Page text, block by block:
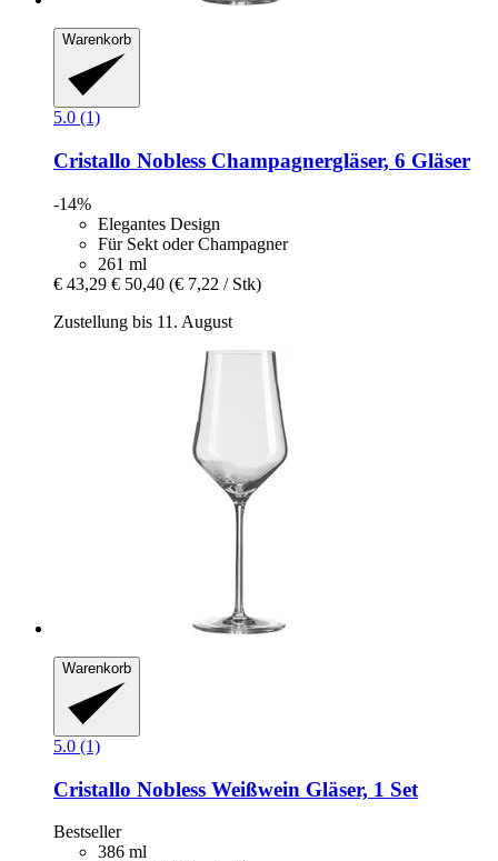
Warenkorb
5.0 (1)
Cristallo Nobless Champagnergläser, 6 Gläser
-14%
Elegantes Design
Für Sekt oder Champagner
261 ml
€ 43,29 € 50,40 (€ 7,22 / Stk)
Zustellung bis 11. August
Warenkorb
5.0 (1)
Cristallo Nobless Weißwein Gläser, 1 Set
Bestseller
386 ml